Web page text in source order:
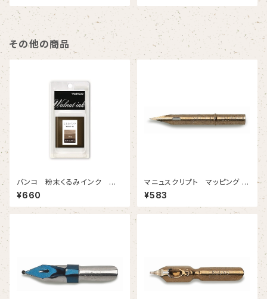
その他の商品
バンコ 粉末くるみインク ナ
チュラル
¥660
マニュスクリプト マッピング 8
01 2本入
¥583